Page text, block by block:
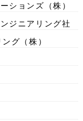
ションズ （株）
ジニアリング社
グ（株）